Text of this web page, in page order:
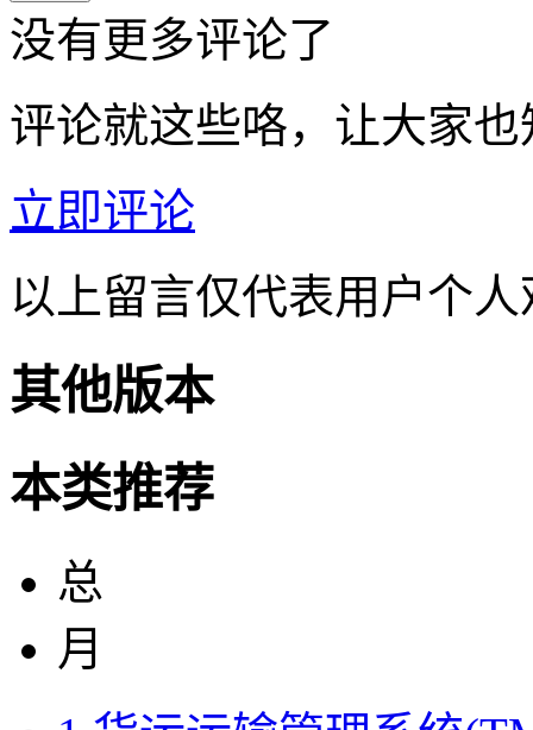
没有更多评论了
评论就这些咯，让大家
立即评论
以上留言仅代表用户个
其他版本
本类推荐
总
月